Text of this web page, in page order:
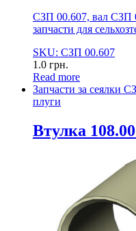
СЗП 00.607, вал СЗП
запчасти для
SKU: СЗП 00.607
1.0 грн.
Read more
Запчасти за сеялки
плуги
Втулка